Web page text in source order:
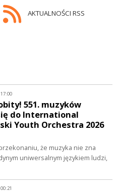
AKTUALNOŚCI RSS
551. muzyków
do International
Youth Orchestra 2026
że muzyka nie zna
uniwersalnym językiem ludzi,